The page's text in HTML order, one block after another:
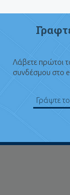
Λάβετε πρώτοι
συνδέσμου στο